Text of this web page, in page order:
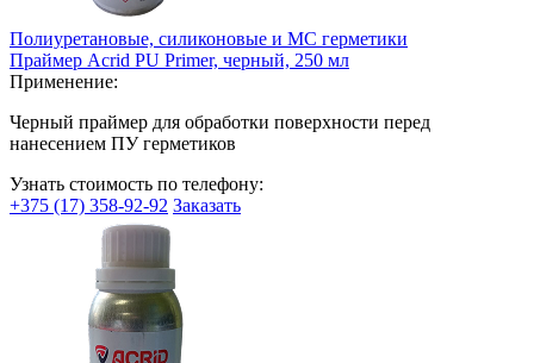
Полиуретановые, силиконовые и МС герметики
Праймер Acrid PU Primer, черный, 250 мл
Применение:
Черный праймер для обработки поверхности перед
нанесением ПУ герметиков
Узнать стоимость по телефону:
+375 (17) 358-92-92 Заказать